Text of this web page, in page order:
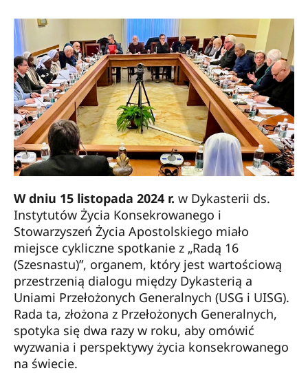
W dniu 15 listopada 2024 r. w Dykasterii ds.
Instytutów Życia Konsekrowanego i
Stowarzyszeń Życia Apostolskiego miało
miejsce cykliczne spotkanie z „Radą 16
(Szesnastu)”, organem, który jest wartościową
przestrzenią dialogu między Dykasterią a
Uniami Przełożonych Generalnych (USG i UISG).
Rada ta, złożona z Przełożonych Generalnych,
spotyka się dwa razy w roku, aby omówić
wyzwania i perspektywy życia konsekrowanego
na świecie.